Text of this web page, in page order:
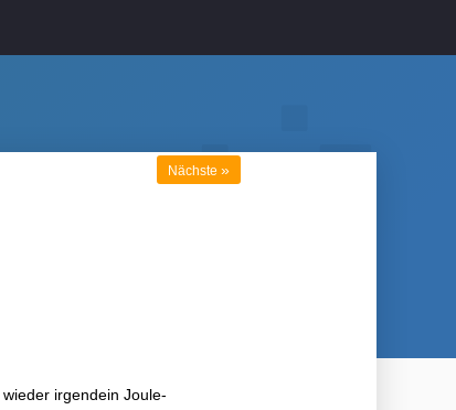
Nächste »
irgendein Joule-